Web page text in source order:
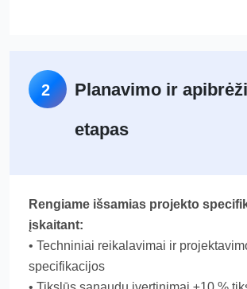
2
Planavimo ir
etapas
Rengiame išsamias projekto
įskaitant:
• Techniniai reikalavimai ir
specifikacijos